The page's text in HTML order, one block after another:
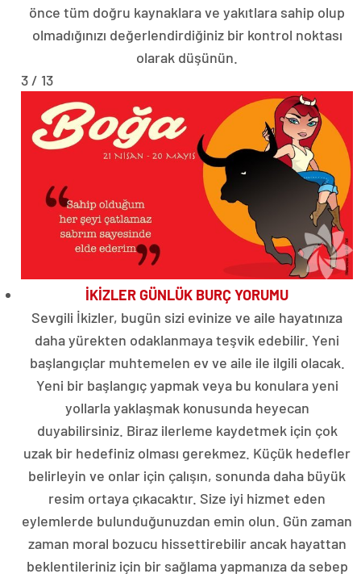
önce tüm doğru kaynaklara ve yakıtlara sahip olup
olmadığınızı değerlendirdiğiniz bir kontrol noktası
olarak düşünün.
3 / 13
İKİZLER GÜNLÜK BURÇ YORUMU
Sevgili İkizler, bugün sizi evinize ve aile hayatınıza
daha yürekten odaklanmaya teşvik edebilir. Yeni
başlangıçlar muhtemelen ev ve aile ile ilgili olacak.
Yeni bir başlangıç ​​yapmak veya bu konulara yeni
yollarla yaklaşmak konusunda heyecan
duyabilirsiniz. Biraz ilerleme kaydetmek için çok
uzak bir hedefiniz olması gerekmez. Küçük hedefler
belirleyin ve onlar için çalışın, sonunda daha büyük
resim ortaya çıkacaktır. Size iyi hizmet eden
eylemlerde bulunduğunuzdan emin olun. Gün zaman
zaman moral bozucu hissettirebilir ancak hayattan
beklentileriniz için bir sağlama yapmanıza da sebep